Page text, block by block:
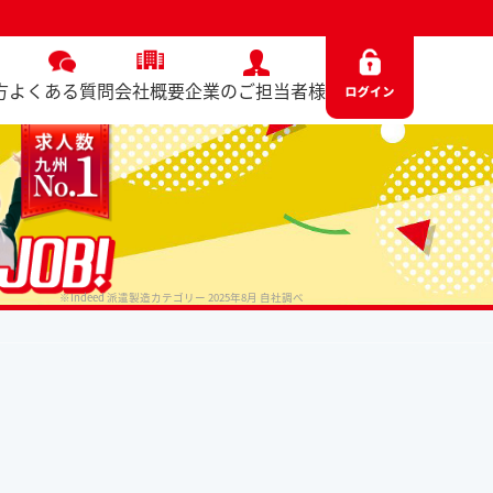
よくある質問会社概要企業のご担当者様
※Indeed 派遣製造カテゴリー 2025年8月 自社調べ